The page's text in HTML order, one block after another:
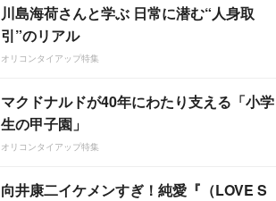
川島海荷さんと学ぶ 日常に潜む“人身取
引”のリアル
オリコンタイアップ特集
マクドナルドが40年にわたり支える「小学
生の甲子園」
オリコンタイアップ特集
向井康二イケメンすぎ！純愛『（LOVE S